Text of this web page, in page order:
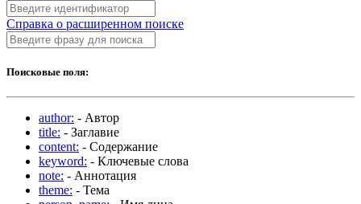
Справка о расширенном поиске
Поисковые поля:
author: - Автор
title: - Заглавие
content: - Содержание
keyword: - Ключевые слова
note: - Аннотация
theme: - Тема